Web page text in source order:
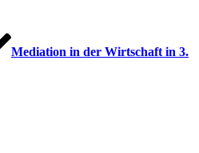
Mediation in der Wirtschaft in 3.